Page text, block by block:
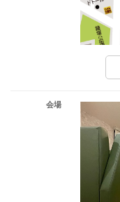
会場